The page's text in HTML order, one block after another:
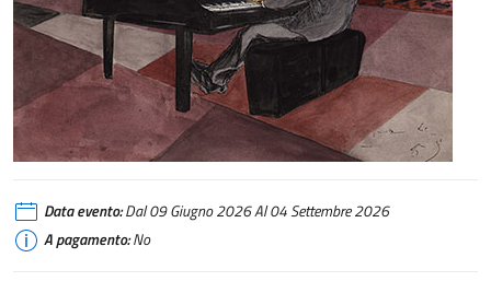
Data evento:Dal 09 Giugno 2026 Al 04 Settembre 2026
A pagamento:No